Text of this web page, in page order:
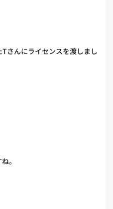
さんにライセンスを渡しまし
。